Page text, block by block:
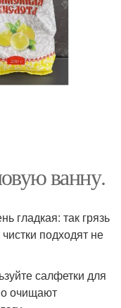
ванну.
гладкая: так грязь
подходят не
салфетки для
очищают